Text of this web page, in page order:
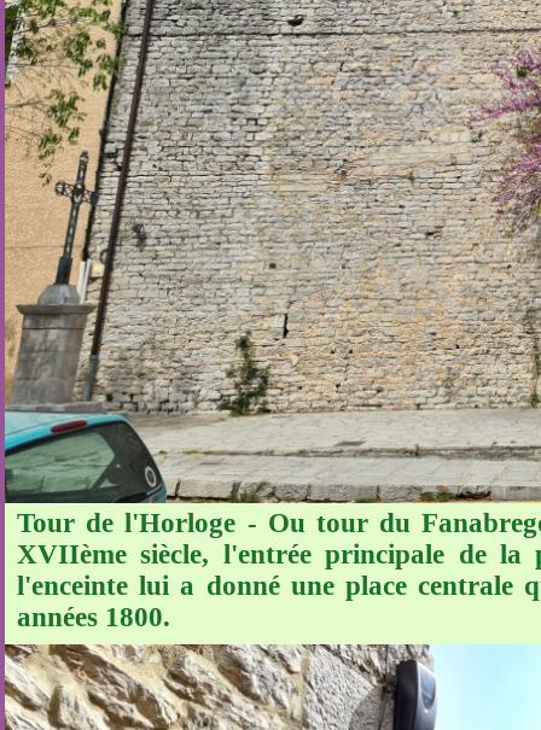
Tour de l'Horloge - Ou tour du
XVIIème siècle, l'entrée principale de
l'enceinte lui a donné une place centrale
années 1800.